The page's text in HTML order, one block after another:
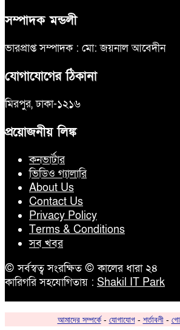
সম্পাদক মন্ডলী
ভারপ্রাপ্ত সম্পাদক : মো: জয়নাল আবেদীন
যোগাযোগের ঠিকানা
মিরপুর, ঢাকা-১২১৬
প্রয়োজনীয় লিঙ্ক
কনভার্টার
ভিডিও গ্যালারি
About Us
Contact Us
Privacy Policy
Terms & Conditions
সব খবর
© সর্বস্বত্ব সংরক্ষিত © কালের ধারা ২৪
কারিগরি সহযোগিতায় : Shakil IT Park
আমাদের সম্পর্কে- যোগাযোগ- শর্তাবলী-